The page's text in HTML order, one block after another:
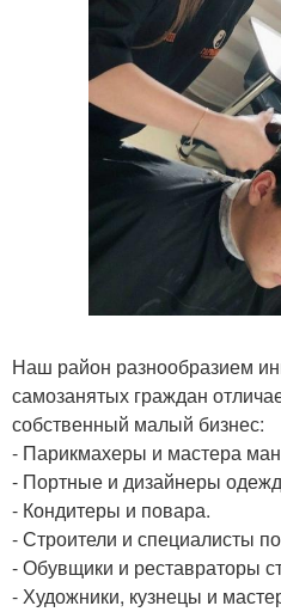
Наш район разнообразием
самозанятых граждан
собственный малый бизнес:
- Парикмахеры и мастера
- Портные и дизайнеры
- Кондитеры и повара.
- Строители и специалисты
- Обувщики и реставраторы
- Художники, кузнецы и